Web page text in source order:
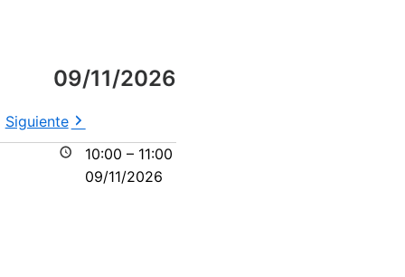
09/11/2026
Siguiente
10:00 – 11:00
09/11/2026